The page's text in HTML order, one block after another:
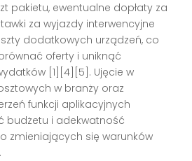
pakietu, ewentualne dopłaty za
za wyjazdy interwencyjne
dodatkowych urządzeń, co
oferty i uniknąć
[1][4][5]. Ujęcie w
w branży oraz
funkcji aplikacyjnych
budżetu i adekwatność
zmieniających się warunków